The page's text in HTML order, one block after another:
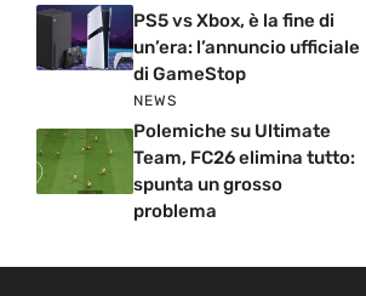
PS5 vs Xbox, è la fine di
un’era: l’annuncio ufficiale
di GameStop
NEWS
Polemiche su Ultimate
Team, FC26 elimina tutto:
spunta un grosso
problema